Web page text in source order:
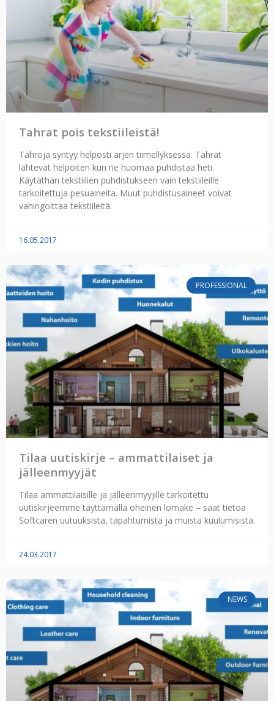
Tahrat pois tekstiileistä!
Tahroja syntyy helposti arjen tiimellyksessä. Tahrat
lähtevät helpoiten kun ne huomaa puhdistaa heti.
Käytäthän tekstiilien puhdistukseen vain tekstiileille
tarkoitettuja pesuaineita. Muut puhdistusaineet voivat
vahingoittaa tekstiileitä.
16.05.2017
PROFESSIONAL
Tilaa uutiskirje – ammattilaiset ja
jälleenmyyjät
Tilaa ammattilaisille ja jälleenmyyjille tarkoitettu
uutiskirjeemme täyttämällä oheinen lomake – saat tietoa
Softcaren uutuuksista, tapahtumista ja muista kuulumisista.
24.03.2017
NEWS